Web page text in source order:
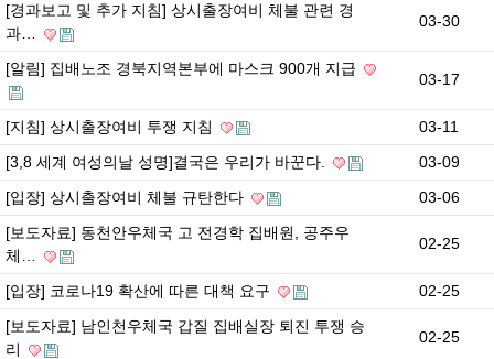
[경과보고 및 추가 지침] 상시출장여비 체불 관련 경
과…
03-30
[알림] 집배노조 경북지역본부에 마스크 900개 지급
03-17
[지침] 상시출장여비 투쟁 지침
03-11
[3,8 세계 여성의날 성명]결국은 우리가 바꾼다.
03-09
[입장] 상시출장여비 체불 규탄한다
03-06
[보도자료] 동천안우체국 고 전경학 집배원, 공주우
체…
02-25
[입장] 코로나19 확산에 따른 대책 요구
02-25
[보도자료] 남인천우체국 갑질 집배실장 퇴진 투쟁 승
리
02-25